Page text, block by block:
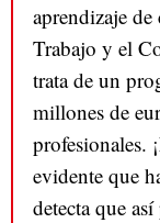
aprendizaje
Trabajo y el
trata de un
millones de
profesionales.
evidente que
detecta que